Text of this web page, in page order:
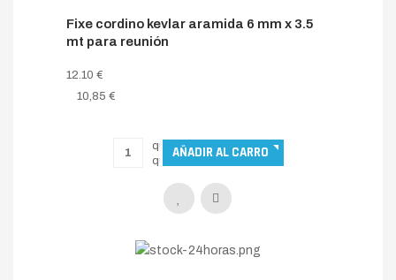
Fixe cordino kevlar aramida 6 mm x 3.5
mt para reunión
12.10 €
10,85 €